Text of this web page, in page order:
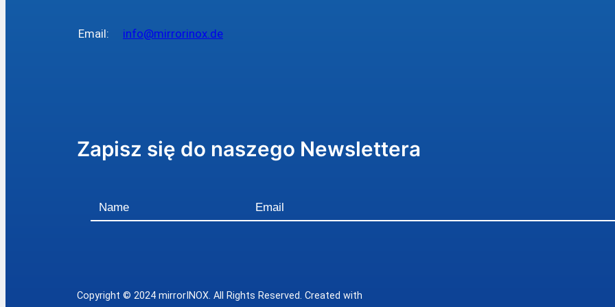
Email: info@mirrorinox.de
Zapisz się do naszego Newslettera
Copyright © 2024 mirrorINOX. All Rights Reserved. Created with